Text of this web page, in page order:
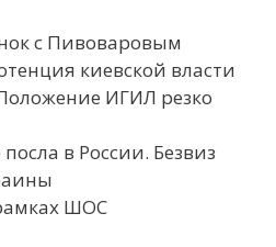
с Пивоваровым
киевской власти
ИГИЛ резко
в России. Безвиз
ШОС